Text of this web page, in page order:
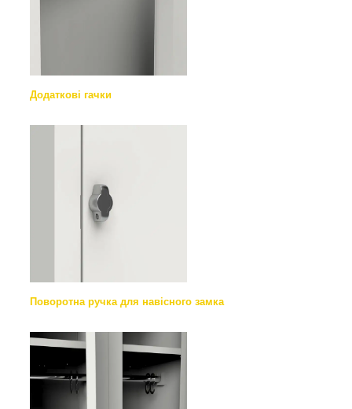
Додаткові гачки
Поворотна ручка для навісного замка